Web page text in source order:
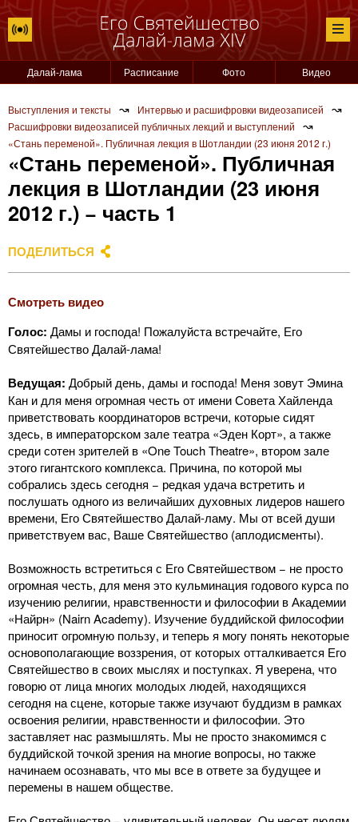
Далай-лама Расписание Фото Видео
Выступления и тексты ↝ Интервью и расшифровки видеозаписей ↝
Расшифровки видеозаписей публичных лекций и выступлений ↝
«Стань переменой». Публичная лекция в Шотландии (23 июня 2012 г.)
«Стань переменой». Публичная
лекция в Шотландии (23 июня
2012 г.) − часть 1
ПОДЕЛИТЬСЯ
Смотреть видео
Голос: Дамы и господа! Пожалуйста встречайте, Его
Святейшество Далай-лама!
Ведущая: Добрый день, дамы и господа! Меня зовут Эмина
Кан и для меня огромная честь от имени Совета Хайленда
приветствовать координаторов встречи, которые сидят
здесь, в императорском зале театра «Эден Корт», а также
среди сотен зрителей в «One Touch Theatre», втором зале
этого гигантского комплекса. Причина, по которой мы
собрались здесь сегодня − редкая удача встретить и
послушать одного из величайших духовных лидеров нашего
времени, Его Святейшество Далай-ламу. Мы от всей души
приветствуем вас, Ваше Святейшество (аплодисменты).
Возможность встретиться с Его Святейшеством − не просто
огромная честь, для меня это кульминация годового курса по
изучению религии, нравственности и философии в Академии
«Найрн» (Nairn Academy). Изучение буддийской философии
приносит огромную пользу, и теперь я могу понять некоторые
основополагающие воззрения, от которых отталкивается Его
Святейшество в своих мыслях и поступках. Я уверена, что
говорю от лица многих молодых людей, находящихся
сегодня на сцене, которые также изучают буддизм в рамках
освоения религии, нравственности и философии. Это
заставляет нас размышлять. Мы не просто знакомимся с
буддийской точкой зрения на многие вопросы, но также
начинаем осознавать, что мы все в ответе за будущее и
перемены в нашем обществе.